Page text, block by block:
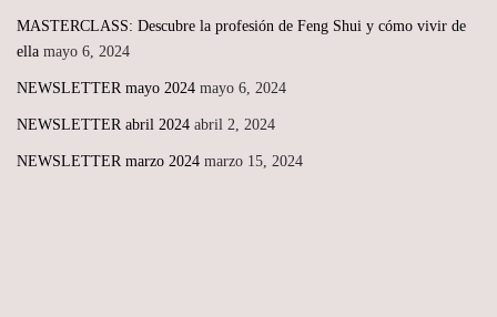
MASTERCLASS: Descubre la profesión de Feng Shui y cómo vivir de
ella mayo 6, 2024
NEWSLETTER mayo 2024 mayo 6, 2024
NEWSLETTER abril 2024 abril 2, 2024
NEWSLETTER marzo 2024 marzo 15, 2024